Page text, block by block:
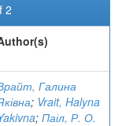
2
Галина
; Vrait, Halyna
; Паіл, Р. О.